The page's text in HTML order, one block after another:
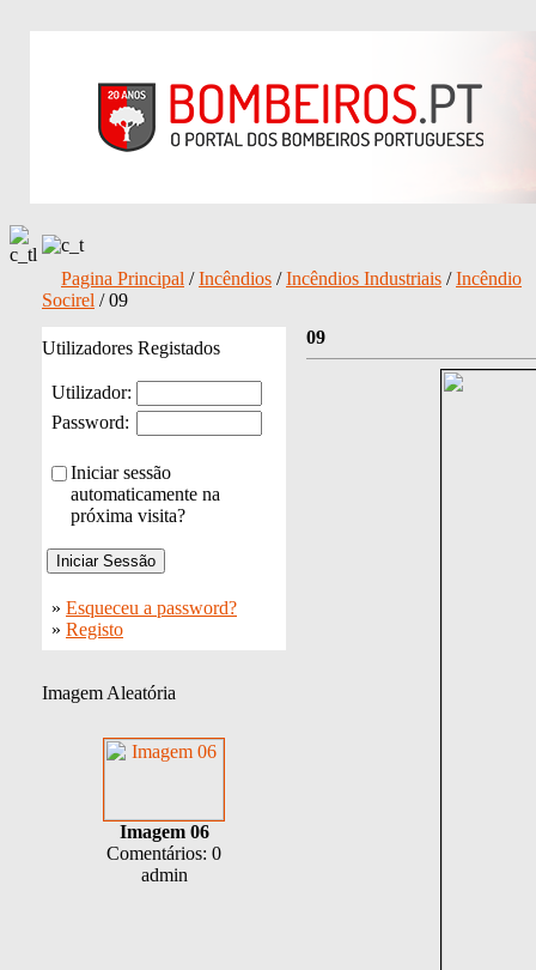
Pagina Principal /Incêndios /Incêndios Industriais /Incêndio
Socirel / 09
Utilizadores Registados
Utilizador:
Password:
Iniciar sessão
automaticamente na
próxima visita?
» Esqueceu a password?
» Registo
Imagem Aleatória
Imagem 06
Comentários: 0
admin
09